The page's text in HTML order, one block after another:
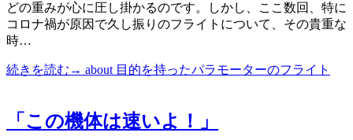
どの重みが心に圧し掛かるのです。しかし、ここ数回、特に
コロナ禍が原因で久し振りのフライトについて、その貴重な
時…
続きを読む→ about 目的を持ったパラモーターのフライト
「この機体は速いよ！」